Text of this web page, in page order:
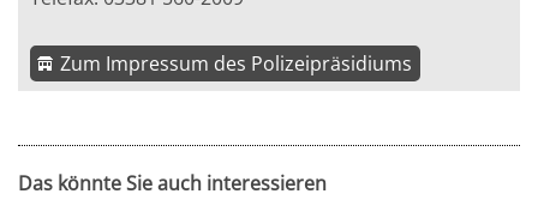
Zum Impressum des Polizeipräsidiums
Das könnte Sie auch interessieren